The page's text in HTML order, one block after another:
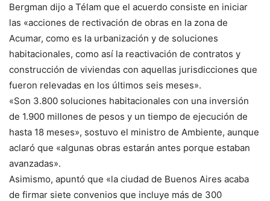
Bergman dijo a Télam que el acuerdo consiste en iniciar
las «acciones de rectivación de obras en la zona de
Acumar, como es la urbanización y de soluciones
habitacionales, como así la reactivación de contratos y
construcción de viviendas con aquellas jurisdicciones que
fueron relevadas en los últimos seis meses».
«Son 3.800 soluciones habitacionales con una inversión
de 1.900 millones de pesos y un tiempo de ejecución de
hasta 18 meses», sostuvo el ministro de Ambiente, aunque
aclaró que «algunas obras estarán antes porque estaban
avanzadas».
Asimismo, apuntó que «la ciudad de Buenos Aires acaba
de firmar siete convenios que incluye más de 300